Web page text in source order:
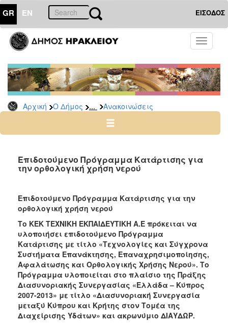
GR EN ΕΙΣΟΔΟΣ
Toggle
Αρχική Ο Δήμος ... Ανακοινώσεις
ΔΗΜΟΣ
Υπηρεσίες
&
Φορείς
Δημοτικές
Υπηρεσίες
Ηλεκτρονική
Διακυβέρνηση
Επιτροπές
Αγροτική
Ανάπτυξη
Ανακοινώσεις
Προγράμματα
Προσχολική
Αγωγή
Κοιμητήρια
Κέντρο
Οικογένειας
Επιδοτούμενο Πρόγραμμα Κατάρτισης για
την ορθολογική χρήση νερού
Επιδοτούμενο Πρόγραμμα Κατάρτισης για την
ορθολογική χρήση νερού
Το ΚΕΚ ΤΕΧΝΙΚΗ ΕΚΠΑΙΔΕΥΤΙΚΗ Α.Ε πρόκειται να
υλοποιήσει επιδοτούμενο Πρόγραμμα
Κατάρτισης με τίτλο «Τεχνολογίες και Σύγχρονα
Συστήματα Επανάκτησης, Επαναχρησιμοποίησης,
Αφαλάτωσης και Ορθολογικής Χρήσης Νερού». Το
Πρόγραμμα υλοποιείται στο πλαίσιο της Πράξης
Διασυνοριακής Συνεργασίας «Ελλάδα – Κύπρος
2007-2013» με τίτλο «Διασυνοριακή Συνεργασία
μεταξύ Κύπρου και Κρήτης στον Τομέα της
Διαχείρισης Υδάτων» και ακρωνύμιο ΔΙΑΥΔΩΡ.